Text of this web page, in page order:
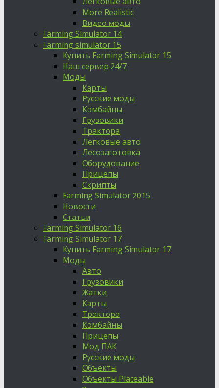
More Realistic
Видео моды
Farming Simulator 14
Farming simulator 15
Купить Farming Simulator 15
Наш сервер 24/7
Моды
Карты
Русские моды
Комбайны
Грузовики
Трактора
Легковые авто
Лесозаготовка
Оборудование
Прицепы
Скрипты
Farming Simulator 2015
Новости
Статьи
Farming Simulator 16
Farming Simulator 17
Купить Farming Simulator 17
Моды
Авто
Грузовики
Жатки
Карты
Трактора
Комбайны
Прицепы
Мод ПАК
Русские моды
Объекты
Объекты Placeable